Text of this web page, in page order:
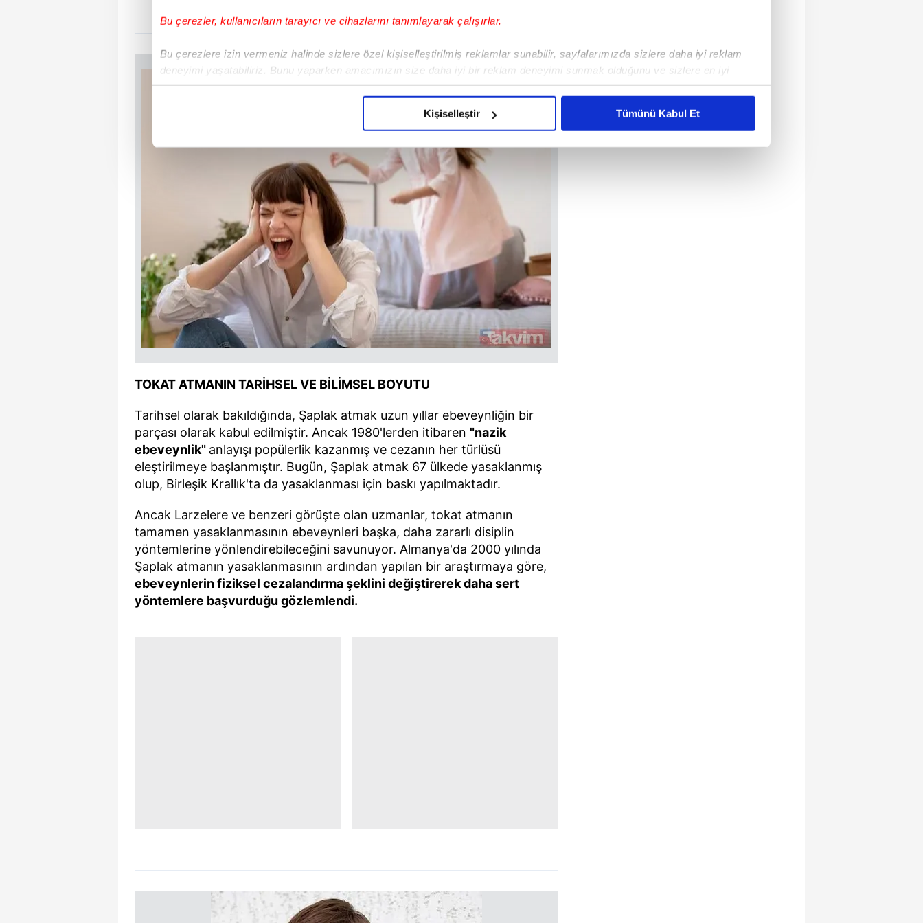
Bu çerezler, kullanıcıların tarayıcı ve cihazlarını tanımlayarak çalışırlar.
Bu çerezlere izin vermeniz halinde sizlere özel kişiselleştirilmiş reklamlar sunabilir, sayfalarımızda sizlere daha iyi reklam
deneyimi yaşatabiliriz. Bunu yaparken amacımızın size daha iyi bir reklam deneyimi sunmak olduğunu ve sizlere en iyi
içerikleri sunabilmek adına elimizden gelen çabayı gösterdiğimizi ve bu noktada, reklamların maliyetlerimizi karşılamak
Sizlere daha iyi bir hizmet sunabilmek için İnternet Sitemizde kendimize ve üçüncü kişilere ait çerezler kullanılmaktadır. Bu
çerezler vasıtasıyla çeşitli kişisel verileriniz işlenmekte olup gerekli olan çerezler bilgi toplumu hizmetlerinin sunulması
amacıyla kullanılmaktadır. Diğer çerezler, sitemizin daha işlevsel kılınması ve kişiselleştirilmesi ve sizlere yönelik
reklam/pazarlama faaliyetlerinin yapılması, amaçlarıyla sınırlı olarak açık rızanız dahilinde kullanılacaktır.
Çerezlere ilişkin tercihlerinizi aşağıda yer alan panel vasıtasıyla belirleyebilirsiniz. Çerezlere ilişkin detaylı bilgi için Ayarlar
butonuna tıklayabilir,Çerez Bilgilendirme Metnimizi ziyaret edebilirsiniz.
6698 sayılı Kişisel Verilerin Korunması Kanunu uyarınca hazırlanmış Aydınlatma Metnimizi okumak ve sitemizde ilgili
mevzuata uygun olarak kullanılan çerezlerle ilgili bilgi almak için lütfen
Kişiselleştir Tümünü Kabul Et
TOKAT ATMANIN TARİHSEL VE BİLİMSEL BOYUTU
Tarihsel olarak bakıldığında, Şaplak atmak uzun yıllar ebeveynliğin bir
parçası olarak kabul edilmiştir. Ancak 1980'lerden itibaren "nazik
ebeveynlik" anlayışı popülerlik kazanmış ve cezanın her türlüsü
eleştirilmeye başlanmıştır. Bugün, Şaplak atmak 67 ülkede yasaklanmış
olup, Birleşik Krallık'ta da yasaklanması için baskı yapılmaktadır.
Ancak Larzelere ve benzeri görüşte olan uzmanlar, tokat atmanın
tamamen yasaklanmasının ebeveynleri başka, daha zararlı disiplin
yöntemlerine yönlendirebileceğini savunuyor. Almanya'da 2000 yılında
Şaplak atmanın yasaklanmasının ardından yapılan bir araştırmaya göre,
ebeveynlerin fiziksel cezalandırma şeklini değiştirerek daha sert
yöntemlere başvurduğu gözlemlendi.